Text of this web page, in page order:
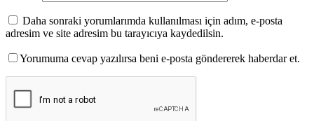
Daha sonraki yorumlarımda kullanılması için adım, e-posta
adresim ve site adresim bu tarayıcıya kaydedilsin.
Yorumuma cevap yazılırsa beni e-posta göndererek haberdar et.